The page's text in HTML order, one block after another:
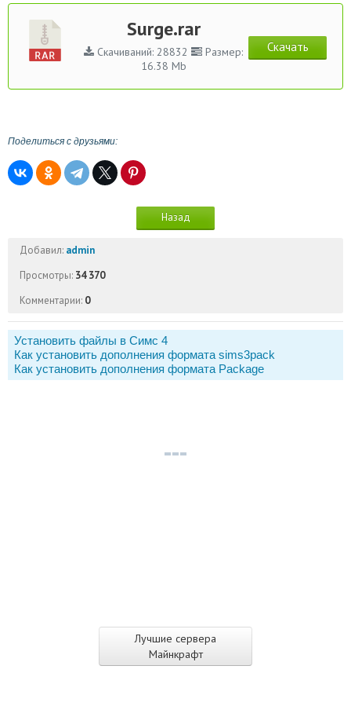
Лучшие сервера
Майнкрафт
Surge.rar
Скачиваний: 28832
Размер:
16.38 Mb
Скачать
Поделиться с друзьями:
Назад
Добавил: admin
Просмотры: 34 370
Комментарии: 0
Установить файлы в Симс 4
Как установить дополнения формата sims3pack
Как установить дополнения формата Package